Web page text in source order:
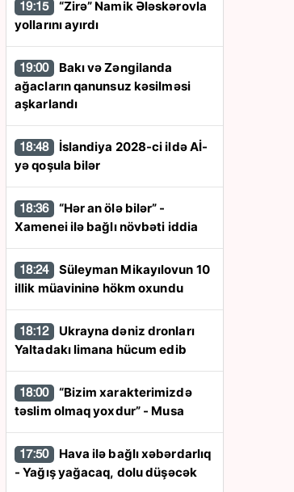
по
вертолета на
читать здесь
Таких событий не
было с 1945: чего
19:15
yollarını ayırdı
19:00
ağacların qanunsuz kəsilməsi
aşkarlandı
18:48
yə qoşula bilər
18:36
Xamenei ilə bağlı növbəti iddia
18:24
illik müavininə hökm oxundu
18:12
Yaltadakı limana hücum edib
18:00
təslim olmaq yoxdur” - Musa
17:50
- Yağış yağacaq, dolu düşəcək